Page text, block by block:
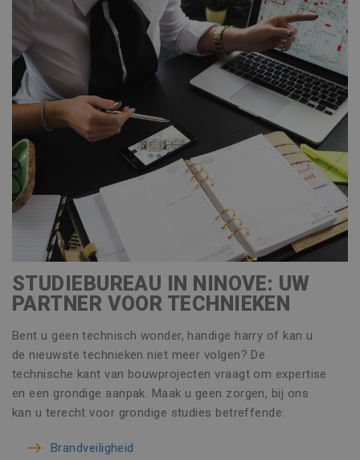
STUDIEBUREAU IN NINOVE: UW
PARTNER VOOR TECHNIEKEN
Bent u geen technisch wonder, handige harry of kan u
de nieuwste technieken niet meer volgen? De
technische kant van bouwprojecten vraagt om expertise
en een grondige aanpak. Maak u geen zorgen, bij ons
kan u terecht voor grondige studies betreffende:
Brandveiligheid